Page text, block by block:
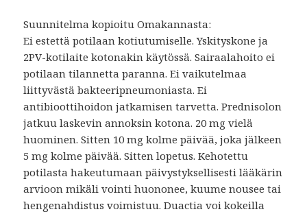
Suunnitelma kopioitu Omakannasta:
Ei estettä potilaan kotiutumiselle. Yskityskone ja
2PV-kotilaite kotonakin käytössä. Sairaalahoito ei
potilaan tilannetta paranna. Ei vaikutelmaa
liittyvästä bakteeripneumoniasta. Ei
antibioottihoidon jatkamisen tarvetta. Prednisolon
jatkuu laskevin annoksin kotona. 20 mg vielä
huominen. Sitten 10 mg kolme päivää, joka jälkeen
5 mg kolme päivää. Sitten lopetus. Kehotettu
potilasta hakeutumaan päivystyksellisesti lääkärin
arvioon mikäli vointi huononee, kuume nousee tai
hengenahdistus voimistuu. Duactia voi kokeilla